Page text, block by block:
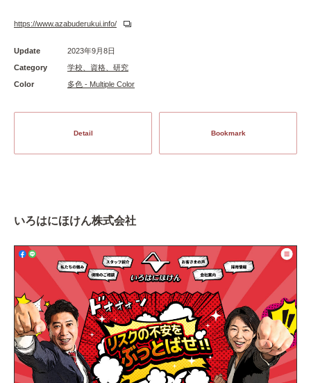
https://www.azabuderukui.info/
Update
2023年9月8日
Category
学校、資格、研究
Color
多色 - Multiple Color
Detail Bookmark
いろはにほけん株式会社